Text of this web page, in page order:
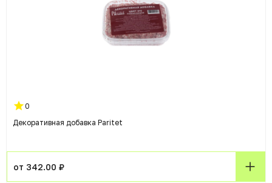
0
Декоративная добавка Paritet
от 342.00 ₽